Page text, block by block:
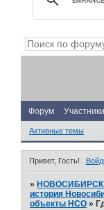
Форум Участники
Активные темы
Привет, Гость!
» НОВОСИБИРСК
история
объекты НСО »